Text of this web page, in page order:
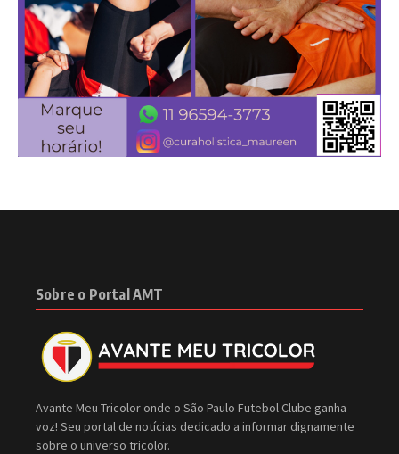
Sobre o Portal AMT
Avante Meu Tricolor onde o São Paulo Futebol Clube ganha
voz! Seu portal de notícias dedicado a informar dignamente
sobre o universo tricolor.